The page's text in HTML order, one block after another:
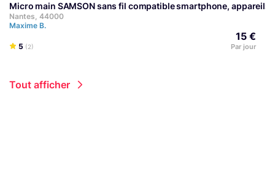
Micro main SAMSON sans fil compatible smartphone, appareils
Nantes, 44000
Maxime B.
5 (2)
15 €
Par jour
Tout afficher